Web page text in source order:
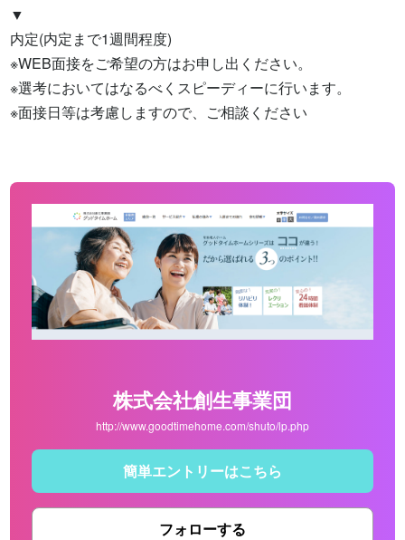
▼
内定(内定まで1週間程度)
※WEB面接をご希望の方はお申し出ください。
※選考においてはなるべくスピーディーに行います。
※面接日等は考慮しますので、ご相談ください
株式会社創生事業団
http://www.goodtimehome.com/shuto/lp.php
簡単エントリーはこちら
フォローする